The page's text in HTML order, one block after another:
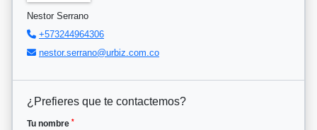
Nestor Serrano
+573244964306
nestor.serrano@urbiz.com.co
¿Prefieres que te contactemos?
Tu nombre *